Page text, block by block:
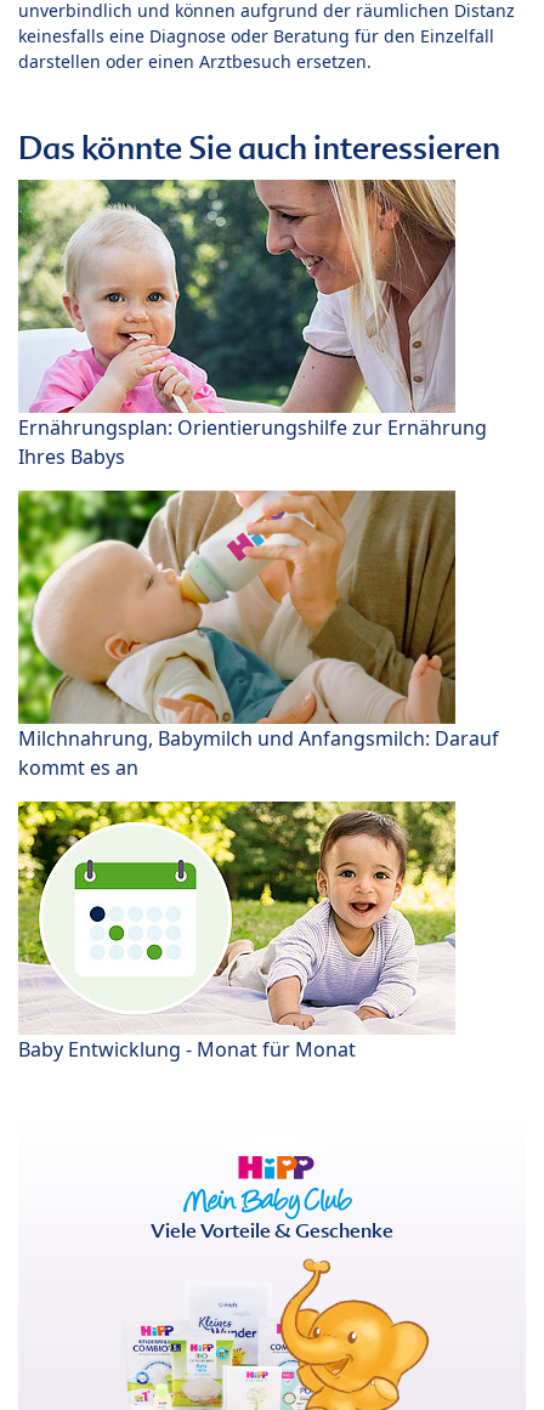
unverbindlich und können aufgrund der räumlichen Distanz
keinesfalls eine Diagnose oder Beratung für den Einzelfall
darstellen oder einen Arztbesuch ersetzen.
Das könnte Sie auch interessieren
Ernährungsplan: Orientierungshilfe zur Ernährung
Ihres Babys
Milchnahrung, Babymilch und Anfangsmilch: Darauf
kommt es an
Baby Entwicklung - Monat für Monat
Viele Vorteile & Geschenke